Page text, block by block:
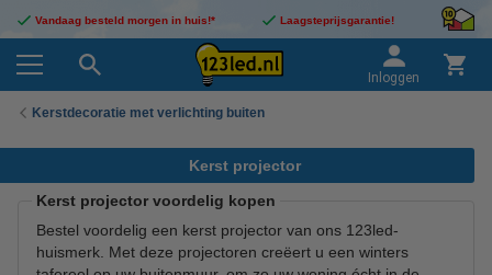
Vandaag besteld morgen in huis!* Laagsteprijsgarantie!
Inloggen
Kerstdecoratie met verlichting buiten
Kerst projector
Kerst projector voordelig kopen
Bestel voordelig een kerst projector van ons 123led-
huismerk. Met deze projectoren creëert u een winters